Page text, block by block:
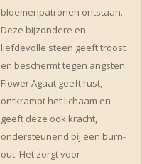
bloemenpatronen ontstaan.
Deze bijzondere en
liefdevolle steen geeft troost
en beschermt tegen angsten.
Flower Agaat geeft rust,
ontkrampt het lichaam en
geeft deze ook kracht,
ondersteunend bij een burn-
out. Het zorgt voor